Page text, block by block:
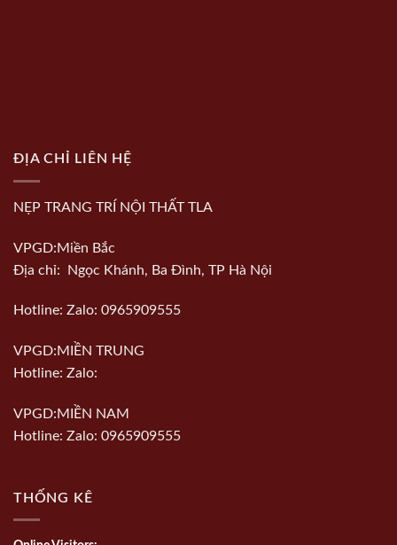
ĐỊA CHỈ LIÊN HỆ
NẸP TRANG TRÍ NỘI THẤT TLA
VPGD:Miền Bắc
Địa chỉ: Ngọc Khánh, Ba Đình, TP Hà Nội
Hotline: Zalo: 0965909555
VPGD:MIỀN TRUNG
Hotline: Zalo:
VPGD:MIỀN NAM
Hotline: Zalo: 0965909555
THỐNG KÊ